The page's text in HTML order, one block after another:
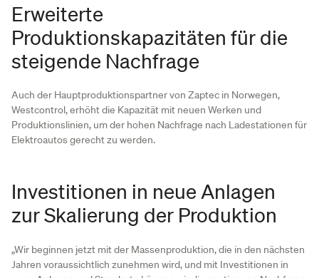
Erweiterte
Produktionskapazitäten für die
steigende Nachfrage
Auch der Hauptproduktionspartner von Zaptec in Norwegen,
Westcontrol, erhöht die Kapazität mit neuen Werken und
Produktionslinien, um der hohen Nachfrage nach Ladestationen für
Elektroautos gerecht zu werden.
Investitionen in neue Anlagen
zur Skalierung der Produktion
„Wir beginnen jetzt mit der Massenproduktion, die in den nächsten
Jahren voraussichtlich zunehmen wird, und mit Investitionen in